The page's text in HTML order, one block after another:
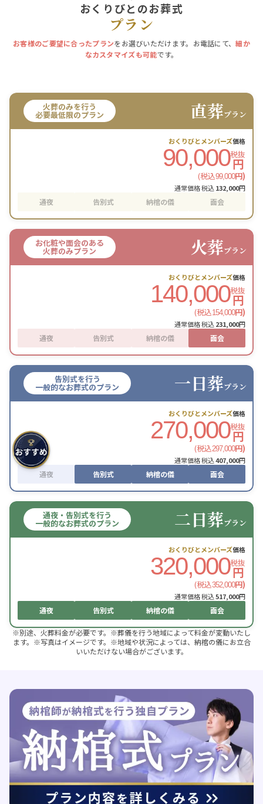
おくりびとのお葬式
プラン
お客様のご要望に合ったプランをお選びいただけます。お電話にて、細か
なカスタマイズも可能です。
火葬のみを行う
必要最低限のプラン 直葬プラン
おくりびとメンバーズ価格
90,000税抜
円
(税込99,000円)
通常価格 税込132,000円
通夜 告別式 納棺の儀 面会
お化粧や面会のある
火葬のみプラン 火葬プラン
おくりびとメンバーズ価格
140,000税抜
円
(税込154,000円)
通常価格 税込231,000円
通夜 告別式 納棺の儀 面会
告別式を行う
一般的なお葬式のプラン 一日葬プラン
おくりびとメンバーズ価格
270,000税抜
円
(税込297,000円)
通常価格 税込407,000円
通夜 告別式 納棺の儀 面会
通夜・告別式を行う
一般的なお葬式のプラン 二日葬プラン
おくりびとメンバーズ価格
320,000税抜
円
(税込352,000円)
通常価格 税込517,000円
通夜 告別式 納棺の儀 面会
※別途、火葬料金が必要です。※葬儀を行う地域によって料金が変動いたし
ます。※写真はイメージです。※地域や状況によっては、納棺の儀にお立合
いいただけない場合がございます。